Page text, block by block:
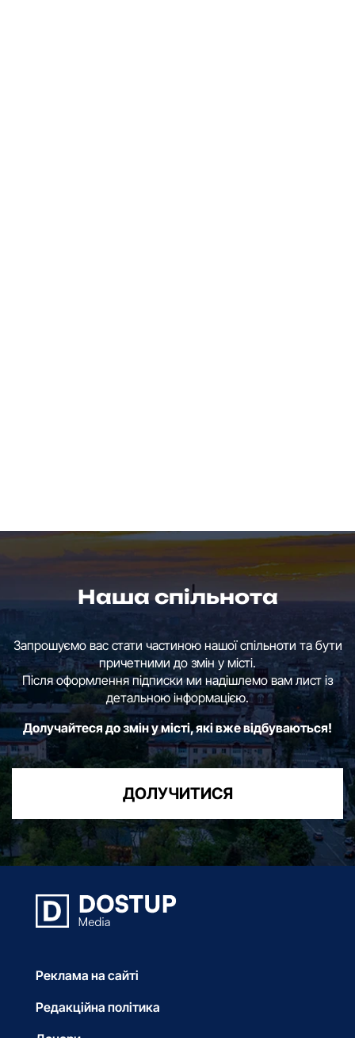
Наша спільнота
Запрошуємо вас стати частиною нашої спільноти та бути
причетними до змін у місті.
Після оформлення підписки ми надішлемо вам лист із
детальною інформацією.
Долучайтеся до змін у місті, які вже відбуваються!
ДОЛУЧИТИСЯ
Реклама на сайті
Редакційна політика